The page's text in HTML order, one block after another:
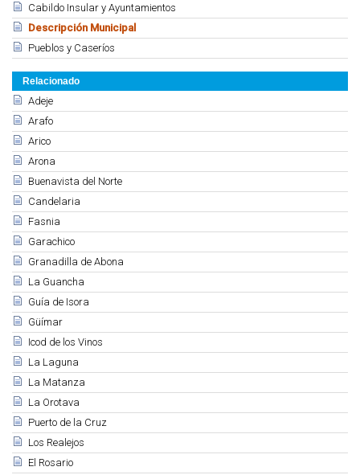
Cabildo Insular y Ayuntamientos
Descripción Municipal
Pueblos y Caseríos
Relacionado
Adeje
Arafo
Arico
Arona
Buenavista del Norte
Candelaria
Fasnia
Garachico
Granadilla de Abona
La Guancha
Guía de Isora
Güímar
Icod de los Vinos
La Laguna
La Matanza
La Orotava
Puerto de la Cruz
Los Realejos
El Rosario